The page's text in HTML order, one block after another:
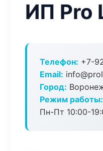
ИП Pro
Телефон: +7-
Email:
Город:
Режим работы:
Пн-Пт 10:00-